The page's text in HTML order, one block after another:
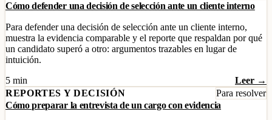
Cómo defender una decisión de selección ante un cliente interno
Para defender una decisión de selección ante un cliente interno,
muestra la evidencia comparable y el reporte que respaldan por qué
un candidato superó a otro: argumentos trazables en lugar de
intuición.
5 min
Leer →
REPORTES Y DECISIÓN
Para resolver
Cómo preparar la entrevista de un cargo con evidencia